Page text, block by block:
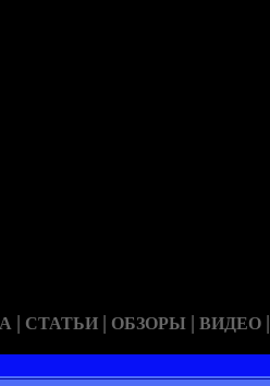
| СТАТЬИ | ОБЗОРЫ | ВИДЕО |